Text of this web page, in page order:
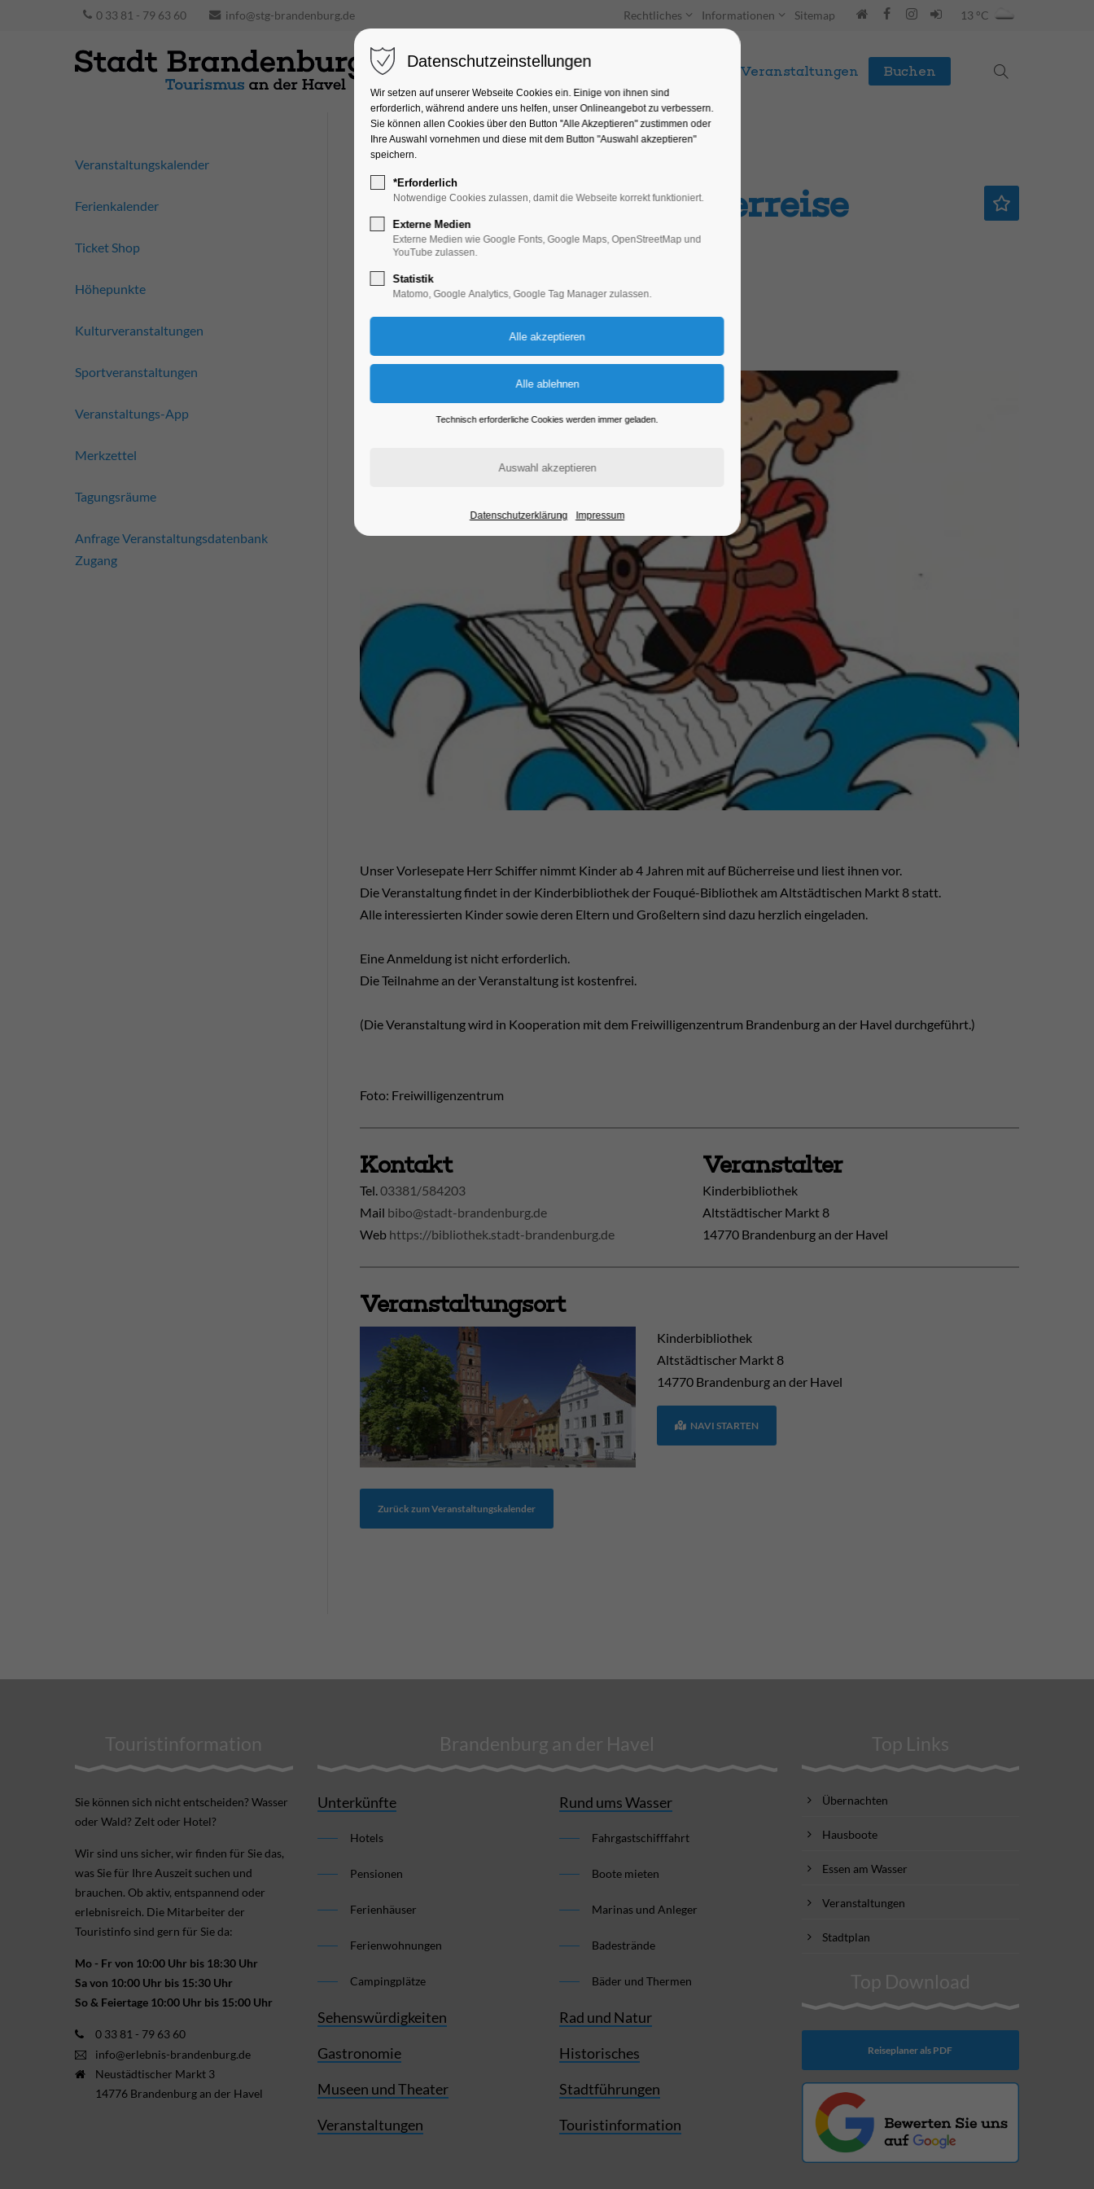
0 33 81 - 79 63 60 info@stg-brandenburg.de Rechtliches Informationen Sitemap 13 °C
Unterkünfte Entdecken & Erleben Veranstaltungen Buchen
Kolumbus auf Bücherreise
Kinder, Jugend, Lesung
01.12.2025, 16:30–17:30
Unser Vorlesepate Herr Schiffer nimmt Kinder ab 4 Jahren mit auf Bücherreise und liest ihnen vor.
Die Veranstaltung findet in der Kinderbibliothek der Fouqué-Bibliothek am Altstädtischen Markt 8 statt.
Alle interessierten Kinder sowie deren Eltern und Großeltern sind dazu herzlich eingeladen.
Eine Anmeldung ist nicht erforderlich.
Die Teilnahme an der Veranstaltung ist kostenfrei.
(Die Veranstaltung wird in Kooperation mit dem Freiwilligenzentrum Brandenburg an der Havel durchgeführt.)
Foto: Freiwilligenzentrum
Kontakt
Tel.03381/584203
Mail bibo@stadt-brandenburg.de
Web https://bibliothek.stadt-brandenburg.de
Veranstalter
Kinderbibliothek
Altstädtischer Markt 8
14770 Brandenburg an der Havel
Veranstaltungsort
Kinderbibliothek
Altstädtischer Markt 8
14770 Brandenburg an der Havel
NAVI STARTEN
Zurück zum Veranstaltungskalender
Veranstaltungskalender
Ferienkalender
Ticket Shop
Höhepunkte
Kulturveranstaltungen
Sportveranstaltungen
Veranstaltungs-App
Merkzettel
Tagungsräume
Anfrage Veranstaltungsdatenbank
Zugang
Touristinformation
Sie können sich nicht ent­scheiden? Wasser
oder Wald? Zelt oder Hotel?
Wir sind uns sicher, wir finden für Sie das,
was Sie für Ihre Aus­zeit suchen und
brauchen. Ob aktiv, ent­spannend oder
erlebnis­reich. Die Mitarbeiter der
Touristinfo sind gern für Sie da:
Mo - Fr von 10:00 Uhr bis 18:30 Uhr
Sa von 10:00 Uhr bis 15:30 Uhr
So & Feiertage 10:00 Uhr bis 15:00 Uhr
0 33 81 - 79 63 60
info@erlebnis-brandenburg.de
Neustädtischer Markt 3
14776 Brandenburg an der Havel
Brandenburg an der Havel
Unterkünfte
Hotels
Pensionen
Ferienhäuser
Ferienwohnungen
Campingplätze
Sehenswürdigkeiten
Gastronomie
Museen und Theater
Veranstaltungen
Rund ums Wasser
Fahrgastschifffahrt
Boote mieten
Marinas und Anleger
Badestrände
Bäder und Thermen
Rad und Natur
Historisches
Stadtführungen
Touristinformation
Top Links
Übernachten
Hausboote
Essen am Wasser
Veranstaltungen
Stadtplan
Top Download
Reiseplaner als PDF
Datenschutzeinstellungen
Wir setzen auf unserer Webseite Cookies ein. Einige von ihnen sind
erforderlich, während andere uns helfen, unser Onlineangebot zu verbessern.
Sie können allen Cookies über den Button "Alle Akzeptieren" zustimmen oder
Ihre Auswahl vornehmen und diese mit dem Button "Auswahl akzeptieren"
speichern.
*Erforderlich
Notwendige Cookies zulassen, damit die Webseite korrekt funktioniert.
Externe Medien
Externe Medien wie Google Fonts, Google Maps, OpenStreetMap und
YouTube zulassen.
Statistik
Matomo, Google Analytics, Google Tag Manager zulassen.
Technisch erforderliche Cookies werden immer geladen.
Datenschutzerklärung Impressum